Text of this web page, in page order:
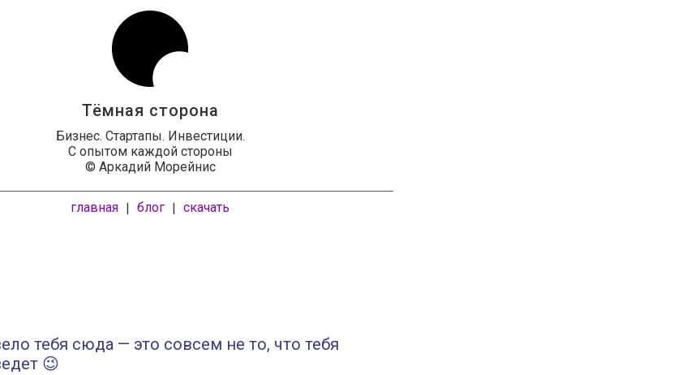
Тёмная сторона
Бизнес. Стартапы. Инвестиции.
С опытом каждой стороны
© Аркадий Морейнис
главная | блог | скачать
тебя сюда — это совсем не то, что тебя
😉